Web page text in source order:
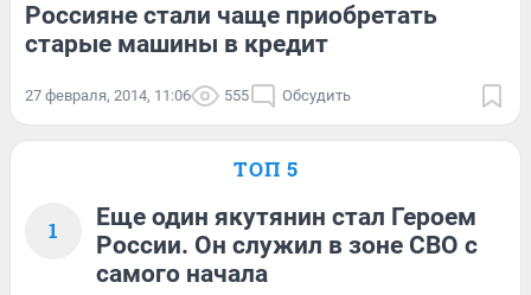
Россияне стали чаще приобретать
старые машины в кредит
27 февраля, 2014, 11:06 555 Обсудить
ТОП 5
1
Еще один якутянин стал Героем
России. Он служил в зоне СВО с
самого начала